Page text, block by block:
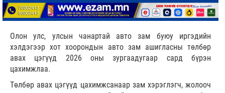
Олон улс, улсын чанартай авто зам буюу иргэдийн
хэлдэгээр хот хоорондын авто зам ашигласны төлбөр
авах цэгүүд 2026 оны зургаадугаар сард бүрэн
цахимжлаа.
Төлбөр авах цэгүүд цахимжсанаар зам хэрэглэгч, жолооч